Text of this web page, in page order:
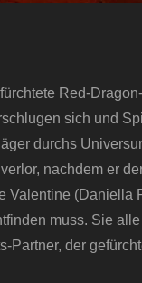
Red-
sich und
durchs
nachdem er
Valentine (Daniella
muss. Sie
Partner, der